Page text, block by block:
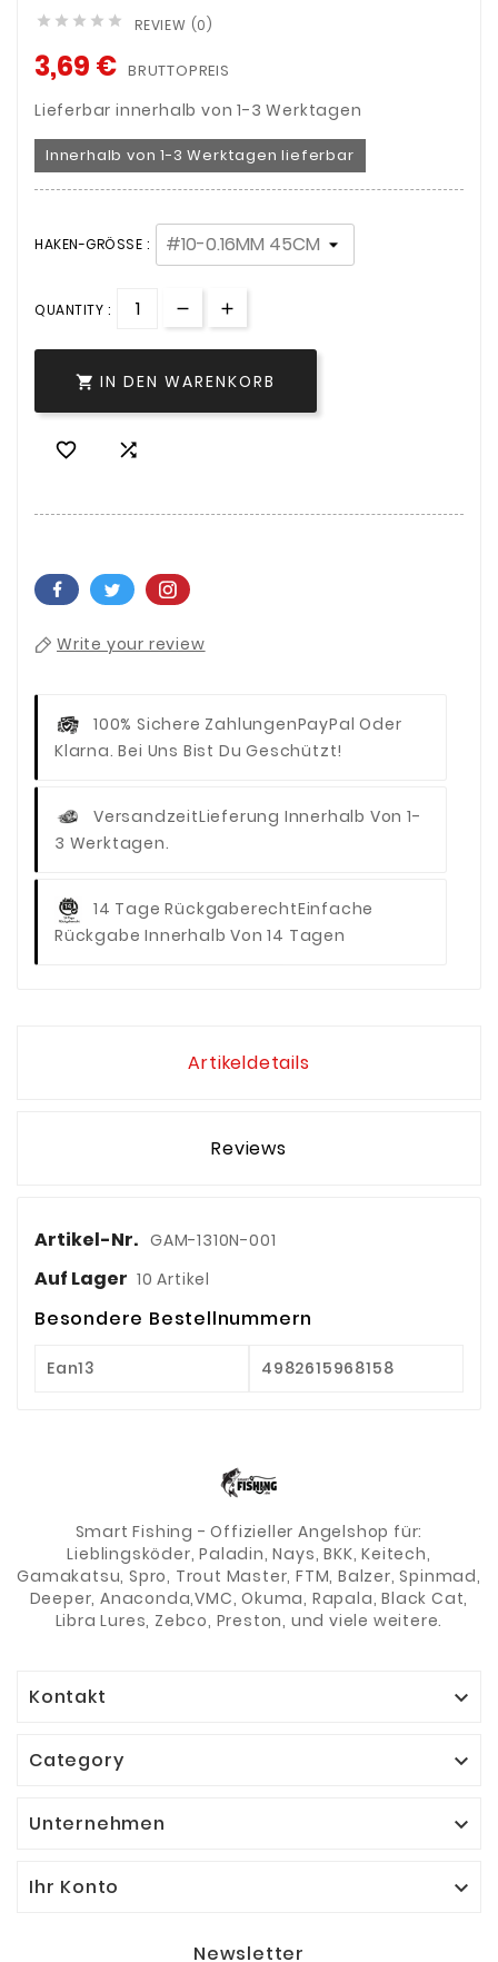
     REVIEW (0)
3,69 € BRUTTOPREIS
Lieferbar innerhalb von 1-3 Werktagen
Innerhalb von 1-3 Werktagen lieferbar
HAKEN-GRÖSSE :
QUANTITY :
 IN DEN WARENKORB
 
Write your review
100% Sichere ZahlungenPayPal Oder
Klarna. Bei Uns Bist Du Geschützt!
VersandzeitLieferung Innerhalb Von 1-
3 Werktagen.
14 Tage RückgaberechtEinfache
Rückgabe Innerhalb Von 14 Tagen
Artikeldetails
Reviews
Artikel-Nr. GAM-1310N-001
Auf Lager 10 Artikel
Besondere Bestellnummern
Ean13 4982615968158
Smart Fishing - Offizieller Angelshop für:
Lieblingsköder, Paladin, Nays, BKK, Keitech,
Gamakatsu, Spro, Trout Master, FTM, Balzer, Spinmad,
Deeper, Anaconda,VMC, Okuma, Rapala, Black Cat,
Libra Lures, Zebco, Preston, und viele weitere.
Kontakt 
Category 
Unternehmen 
Ihr Konto 
Newsletter